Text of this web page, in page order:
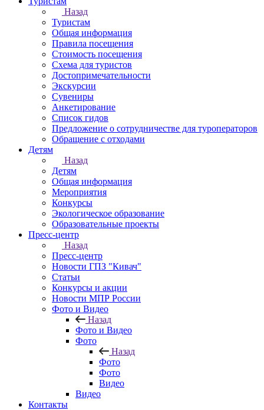
Назад
Туристам
Общая информация
Правила посещения
Стоимость посещения
Схема для туристов
Достопримечательности
Экскурсии
Сувениры
Анкетирование
Список гидов
Предложение о сотрудничестве для туроператоров
Обращение с отходами
Детям
Назад
Детям
Общая информация
Мероприятия
Конкурсы
Экологическое образование
Образовательные проекты
Пресс-центр
Назад
Пресс-центр
Новости ГПЗ "Кивач"
Статьи
Конкурсы и акции
Новости МПР России
Фото и Видео
Назад
Фото и Видео
Фото
Назад
Фото
Фото
Видео
Видео
Контакты